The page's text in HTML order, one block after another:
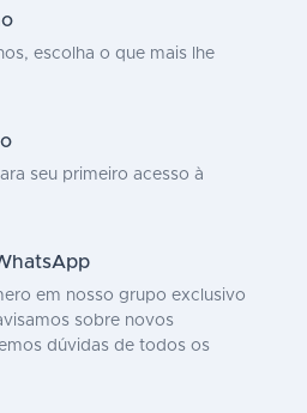
escolha o que mais lhe
seu primeiro acesso à
em nosso grupo exclusivo
sobre novos
dúvidas de todos os